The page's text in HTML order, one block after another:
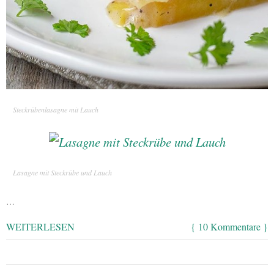
Steckrübenlasagne mit Lauch
Lasagne mit Steckrübe und Lauch
…
WEITERLESEN { 10 Kommentare }